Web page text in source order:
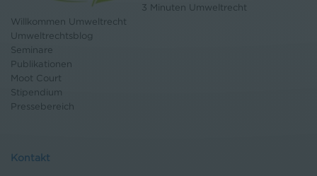
3 Minuten Umweltrecht
Willkommen Umweltrecht
Umweltrechtsblog
Seminare
Publikationen
Moot Court
Stipendium
Pressebereich
Kontakt